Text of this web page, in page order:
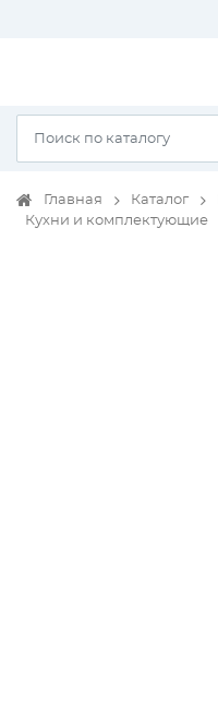
Главная Каталог
Кухни и комплектующие